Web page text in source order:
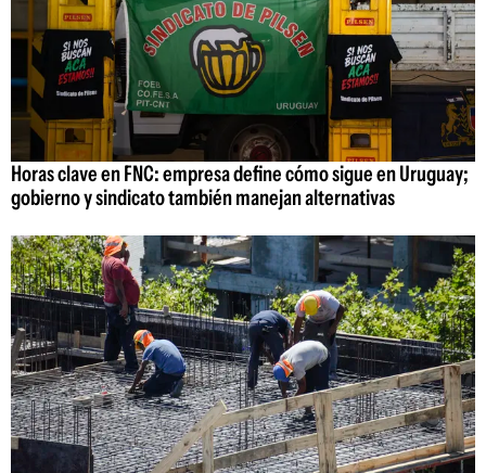
Horas clave en FNC: empresa define cómo sigue en Uruguay;
gobierno y sindicato también manejan alternativas